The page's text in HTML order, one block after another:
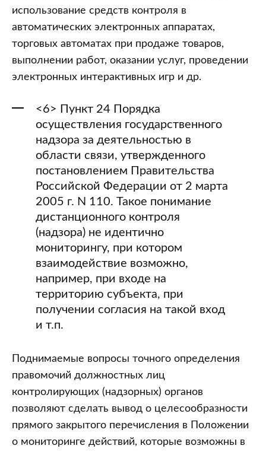
использование средств контроля в
автоматических электронных аппаратах,
торговых автоматах при продаже товаров,
выполнении работ, оказании услуг, проведении
электронных интерактивных игр и др.
<6> Пункт 24 Порядка
осуществления государственного
надзора за деятельностью в
области связи, утвержденного
постановлением Правительства
Российской Федерации от 2 марта
2005 г. N 110. Такое понимание
дистанционного контроля
(надзора) не идентично
мониторингу, при котором
взаимодействие возможно,
например, при входе на
территорию субъекта, при
получении согласия на такой вход
и т.п.
Поднимаемые вопросы точного определения
правомочий должностных лиц
контролирующих (надзорных) органов
позволяют сделать вывод о целесообразности
прямого закрытого перечисления в Положении
о мониторинге действий, которые возможны в